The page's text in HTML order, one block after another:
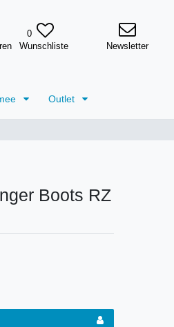
0
Newsletter
Outlet
Boots RZ